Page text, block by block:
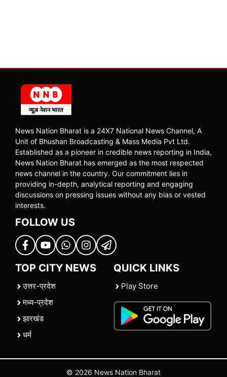
News Nation Bharat is a 24X7 National News Channel, A
Unit of Bhushan Broadcasting & Mass Media Pvt Ltd.
Established as a pioneer in credible news reporting in India,
News Nation Bharat has emerged as the most respected
news channel in the country. Our commitment lies in
providing in-depth, analytical reporting and engaging
discussions on pressing issues without any bias or vested
interests.
FOLLOW US
TOP CITY NEWS
उत्तर-प्रदेश
मध्य-प्रदेश
झारखंड
धर्म
QUICK LINKS
Play Store
© 2026 News Nation Bharat